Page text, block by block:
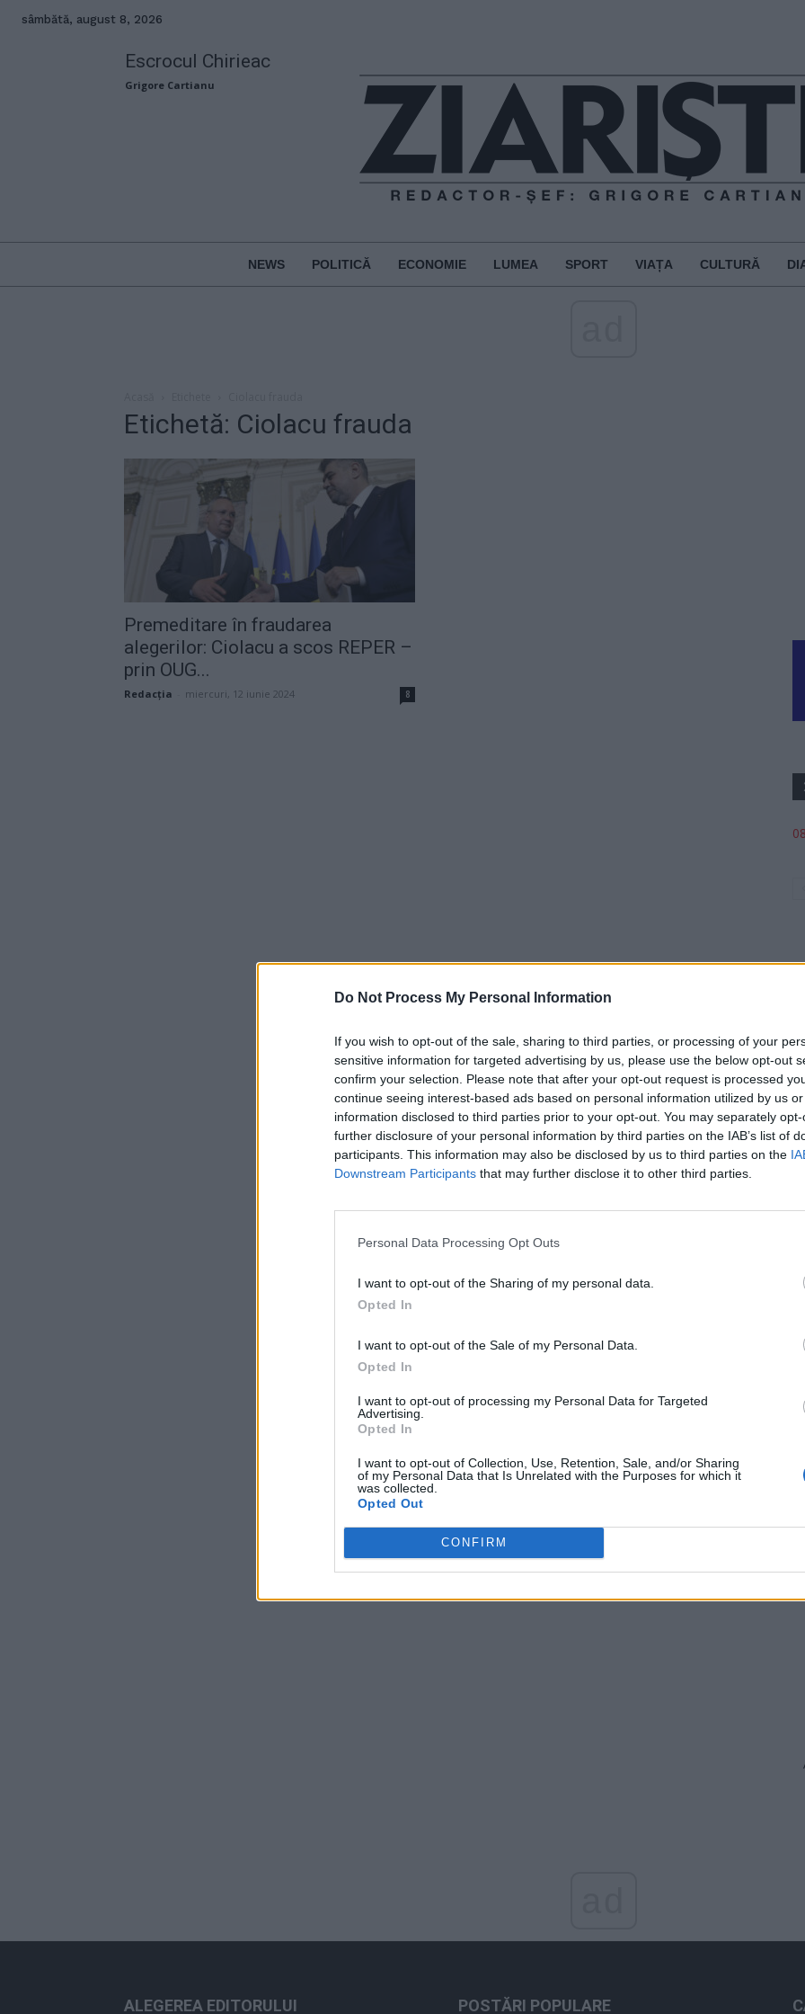
Do Not Process My Personal Information
If you wish to opt-out of the sale, sharing to third parties, or processing of your
sensitive information for targeted advertising by us, please use the below opt-out
confirm your selection. Please note that after your opt-out request is processed
continue seeing interest-based ads based on personal information utilized by us
information disclosed to third parties prior to your opt-out. You may separately
further disclosure of your personal information by third parties on the IAB’s list of
participants. This information may also be disclosed by us to third parties on the
Downstream Participants that may further disclose it to other third parties.
Personal Data Processing Opt Outs
I want to opt-out of the Sharing of my personal data.
Opted In
I want to opt-out of the Sale of my Personal Data.
Opted In
I want to opt-out of processing my Personal Data for Targeted
Advertising.
Opted In
I want to opt-out of Collection, Use, Retention, Sale, and/or Sharing
of my Personal Data that Is Unrelated with the Purposes for which it
was collected.
Opted Out
CONFIRM
sâmbătă, august 8, 2026
Escrocul Chirieac
Grigore Cartianu
NEWS POLITICĂ ECONOMIE LUMEA SPORT VIAȚA CULTURĂ
Etichetă: Ciolacu frauda
Premeditare în fraudarea
alegerilor: Ciolacu a scos REPER –
prin OUG...
Redacţia miercuri, 12 iunie 2024 8
ALEGEREA EDITORULUI POSTĂRI POPULARE